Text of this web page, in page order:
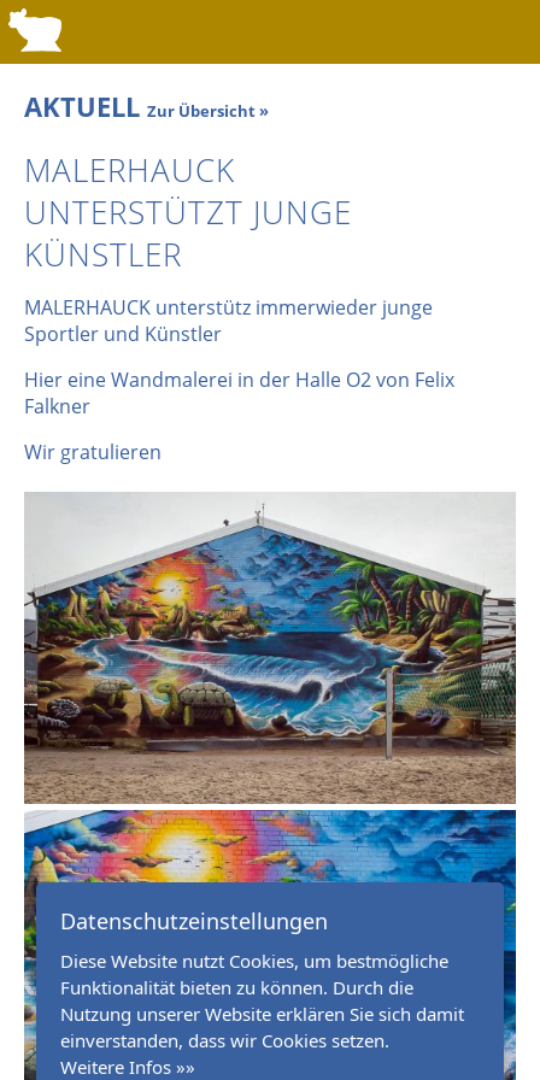
AKTUELL Zur Übersicht »
MALERHAUCK
UNTERSTÜTZT JUNGE
KÜNSTLER
MALERHAUCK unterstütz immerwieder junge
Sportler und Künstler
Hier eine Wandmalerei in der Halle O2 von Felix
Falkner
Wir gratulieren
Datenschutzeinstellungen
Diese Website nutzt Cookies, um bestmögliche
Funktionalität bieten zu können. Durch die
Nutzung unserer Website erklären Sie sich damit
einverstanden, dass wir Cookies setzen.
Weitere Infos »»